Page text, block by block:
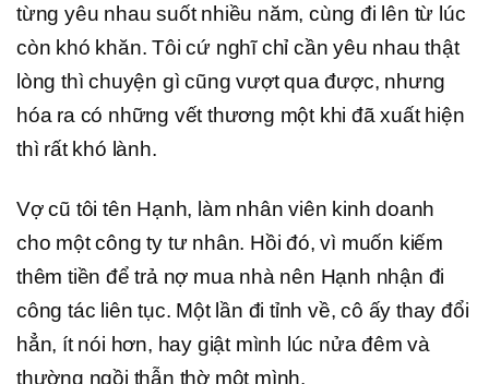
từng yêu nhau suốt nhiều năm, cùng đi lên từ lúc
còn khó khăn. Tôi cứ nghĩ chỉ cần yêu nhau thật
lòng thì chuyện gì cũng vượt qua được, nhưng
hóa ra có những vết thương một khi đã xuất hiện
thì rất khó lành.
Vợ cũ tôi tên Hạnh, làm nhân viên kinh doanh
cho một công ty tư nhân. Hồi đó, vì muốn kiếm
thêm tiền để trả nợ mua nhà nên Hạnh nhận đi
công tác liên tục. Một lần đi tỉnh về, cô ấy thay đổi
hẳn, ít nói hơn, hay giật mình lúc nửa đêm và
thường ngồi thẫn thờ một mình.